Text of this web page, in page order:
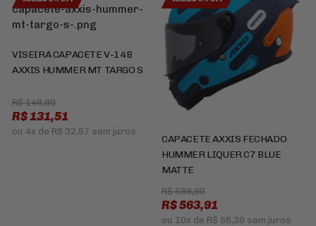
VISEIRA CAPACETE V-14B
AXXIS HUMMER MT TARGO S
R$ 149,90
R$ 131,51
ou 4x de R$ 32,87 sem juros
CAPACETE AXXIS FECHADO
HUMMER LIQUER C7 BLUE
MATTE
R$ 599,90
R$ 563,91
ou 10x de R$ 56,39 sem juros